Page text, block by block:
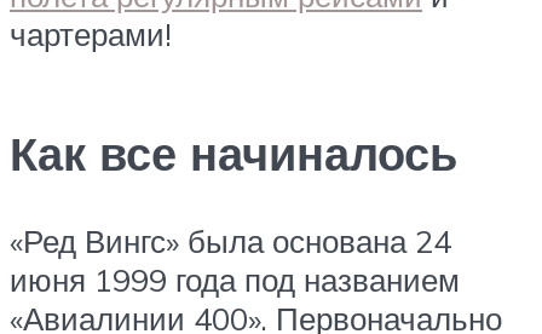
чартерами!
Как все начиналось
«Ред Вингс» была основана 24
июня 1999 года под названием
«Авиалинии 400». Первоначально